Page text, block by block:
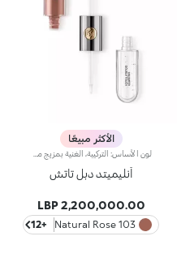
الأكثر مبيعًا
أنليميتد دبل تاتش
2,200,000.00 LBP
103 Natural Rose
+12